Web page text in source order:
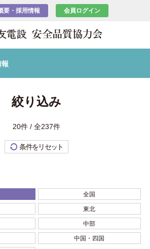
要・採用情報 会員ログイン
絞り込み
20件 / 全237件
条件をリセット
全国
東北
中部
中国・四国